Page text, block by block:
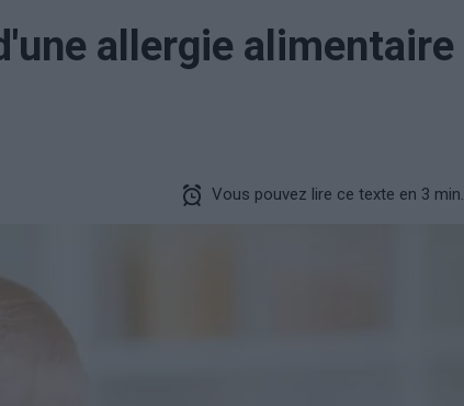
allergie alimentaire
Vous pouvez lire ce texte en 3 min.